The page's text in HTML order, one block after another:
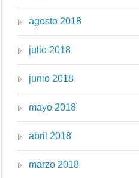
agosto 2018
julio 2018
junio 2018
mayo 2018
abril 2018
marzo 2018